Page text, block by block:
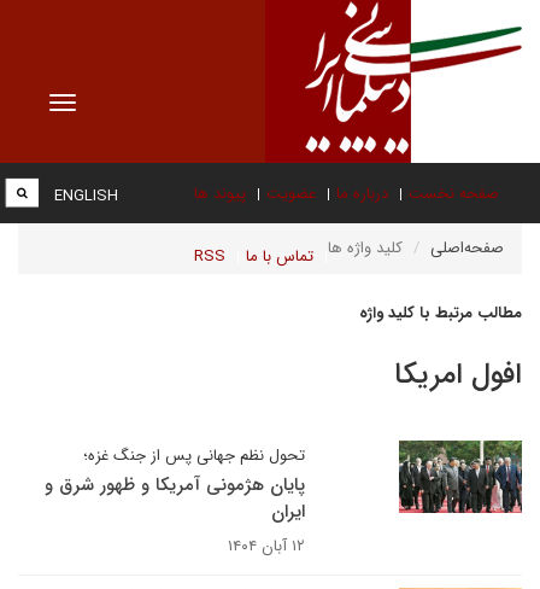
Toggle
صفحه نخست درباره ما عضویت پیوند ها
تماس با ما RSS
ENGLISH
صفحه‌اصلی کلید واژه ها
مطالب مرتبط با کلید واژه
افول امریکا
تحول نظم جهانی پس از جنگ غزه؛
پایان هژمونی آمریکا و ظهور شرق و
ایران
۱۲ آبان ۱۴۰۴